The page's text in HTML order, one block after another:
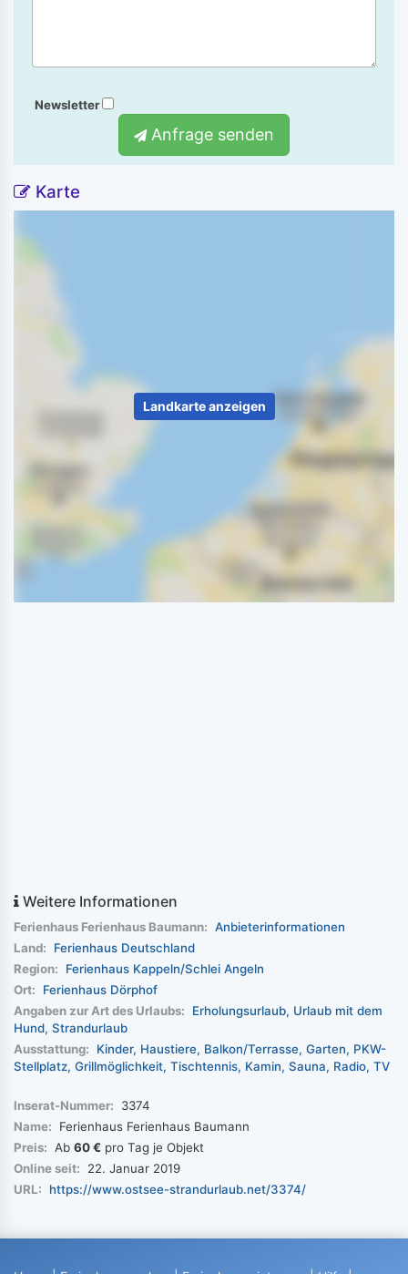
Newsletter
Anfrage senden
Karte
Landkarte anzeigen
Weitere Informationen
Ferienhaus Ferienhaus Baumann: Anbieterinformationen
Land:
Ferienhaus Deutschland
Region:
Ferienhaus Kappeln/Schlei Angeln
Ort:
Ferienhaus Dörphof
Angaben zur Art des Urlaubs:
Erholungsurlaub Urlaub mit dem
Hund Strandurlaub
Ausstattung:
Kinder Haustiere Balkon/Terrasse Garten
PKW-
Stellplatz Grillmöglichkeit Tischtennis Kamin Sauna Radio TV
Inserat-Nummer:
3374
Name:
Ferienhaus Ferienhaus Baumann
Preis: Ab 60 € pro Tag je Objekt
Online seit:
22. Januar 2019
URL:
https://www.ostsee-strandurlaub.net/3374/